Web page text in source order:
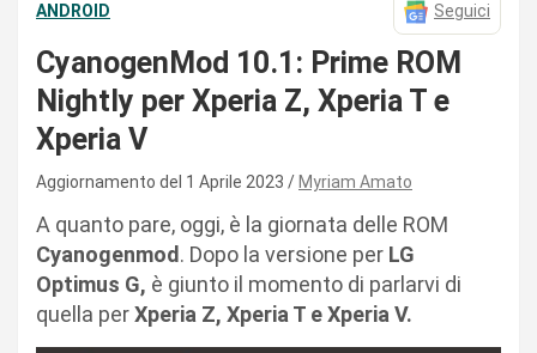
ANDROID Seguici
CyanogenMod 10.1: Prime ROM
Nightly per Xperia Z, Xperia T e
Xperia V
Aggiornamento del 1 Aprile 2023 Myriam Amato
A quanto pare, oggi, è la giornata delle ROM
Cyanogenmod. Dopo la versione per LG
Optimus G, è giunto il momento di parlarvi di
quella perXperia Z, Xperia T e Xperia V.